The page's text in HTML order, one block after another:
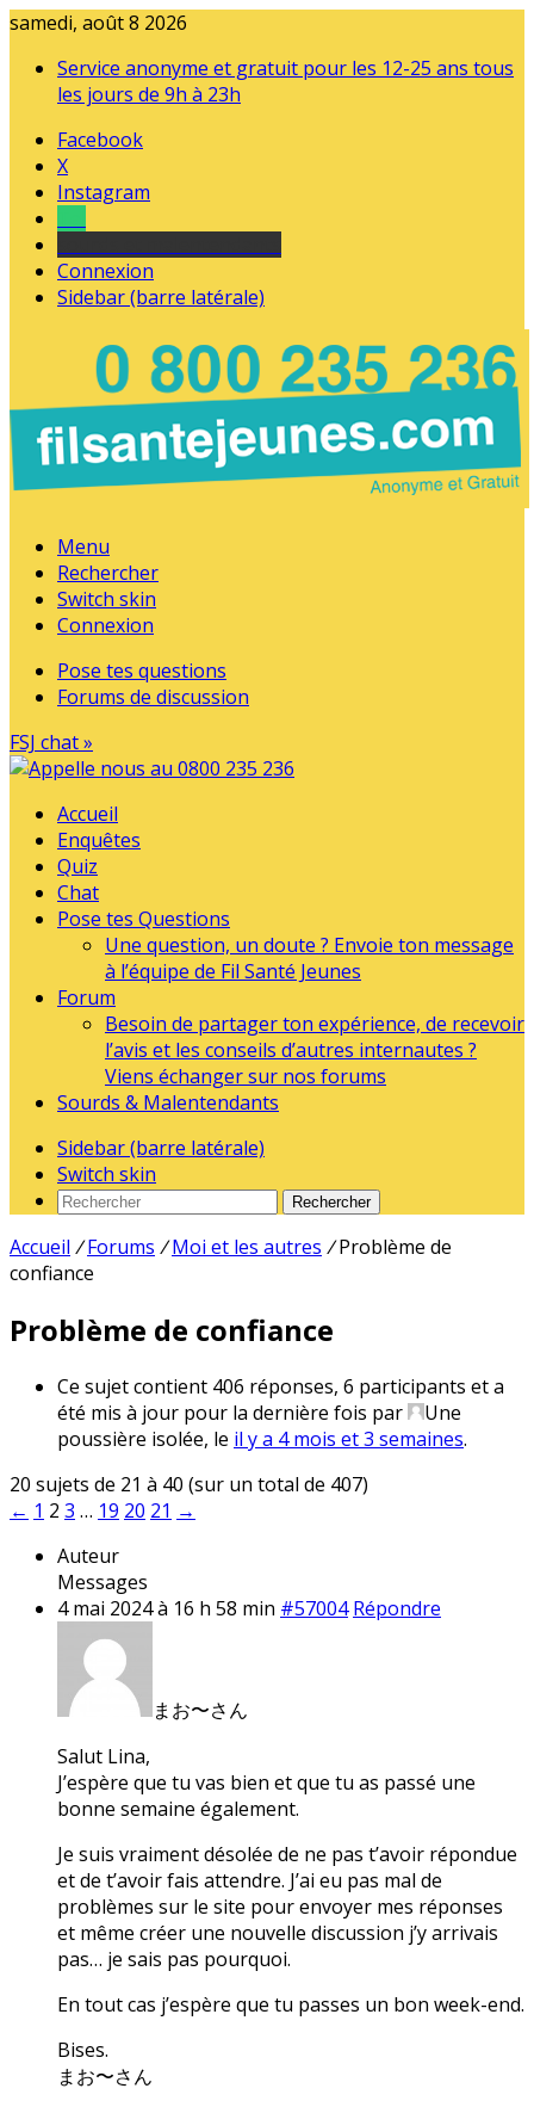
samedi, août 8 2026
Service anonyme et gratuit pour les 12-25 ans tous
les jours de 9h à 23h
Facebook
X
Instagram
Connexion
Sidebar (barre latérale)
Menu
Rechercher
Switch skin
Connexion
Pose tes questions
Forums de discussion
FSJ chat »
Accueil
Enquêtes
Quiz
Chat
Pose tes Questions
Une question, un doute ? Envoie ton message
à l’équipe de Fil Santé Jeunes
Forum
Besoin de partager ton expérience, de recevoir
l’avis et les conseils d’autres internautes ?
Viens échanger sur nos forums
Sourds & Malentendants
Sidebar (barre latérale)
Switch skin
Rechercher
Accueil / Forums / Moi et les autres / Problème de
confiance
Problème de confiance
Ce sujet contient 406 réponses, 6 participants et a
été mis à jour pour la dernière fois par
Une
poussière isolée, le il y a 4 mois et 3 semaines.
20 sujets de 21 à 40 (sur un total de 407)
← 1 2 3 … 19 20 21 →
Auteur
Messages
4 mai 2024 à 16 h 58 min #57004 Répondre
まお〜さん
Salut Lina,
J’espère que tu vas bien et que tu as passé une
bonne semaine également.
Je suis vraiment désolée de ne pas t’avoir répondue
et de t’avoir fais attendre. J’ai eu pas mal de
problèmes sur le site pour envoyer mes réponses
et même créer une nouvelle discussion j’y arrivais
pas… je sais pas pourquoi.
En tout cas j’espère que tu passes un bon week-end.
Bises.
まお〜さん